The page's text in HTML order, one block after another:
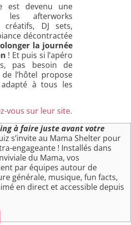
est devenu une
afterworks
créatifs, DJ sets,
décontractée
la journée
! Et puis si l’apéro
pas besoin de
l’hôtel propose
à tous les
vous sur leur site.
à faire juste avant votre
s’invite au Mama Shelter pour
engageante ! Installés dans
du Mama, vos
par équipes autour de
générale, musique, fun facts,
en direct et accessible depuis